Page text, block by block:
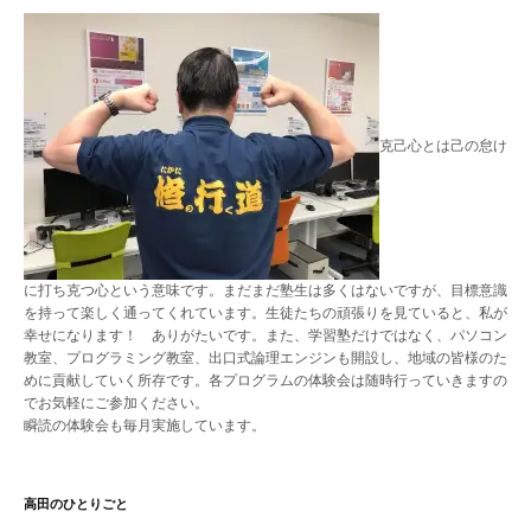
克己心とは己の怠け
に打ち克つ心という意味です。まだまだ塾生は多くはないですが、目標意識
を持って楽しく通ってくれています。生徒たちの頑張りを見ていると、私が
幸せになります！ ありがたいです。また、学習塾だけではなく、パソコン
教室、プログラミング教室、出口式論理エンジンも開設し、地域の皆様のた
めに貢献していく所存です。各プログラムの体験会は随時行っていきますの
でお気軽にご参加ください。
瞬読の体験会も毎月実施しています。
高田のひとりごと